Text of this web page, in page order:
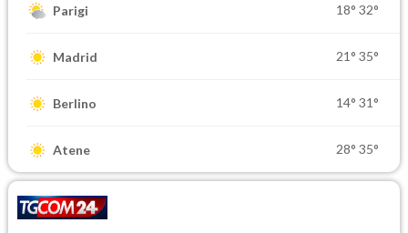
Parigi 18° 32°
Madrid 21° 35°
Berlino 14° 31°
Atene 28° 35°